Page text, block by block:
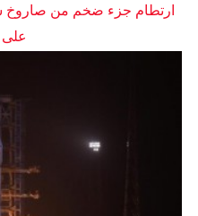
ارتطام جزء ضخم من صاروخ
على